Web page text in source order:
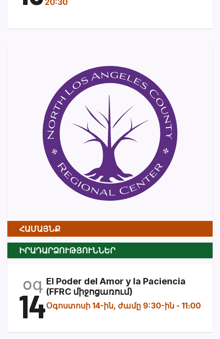
ՀԱՄԱՅՆՔ
ԻՐԱԴԱՐՁՈՒԹՅՈՒՆՆԵՐ
օգ
14
El Poder del Amor y la Paciencia
(FFRC միջոցառում)
Օգոստոսի 14-ին, ժամը 9:30-ին - 11։00